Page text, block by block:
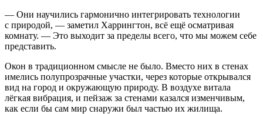
— Они научились гармонично интегрировать технологии
с природой, — заметил Харрингтон, всё ещё осматривая
комнату. — Это выходит за пределы всего, что мы можем себе
представить.
Окон в традиционном смысле не было. Вместо них в стенах
имелись полупрозрачные участки, через которые открывался
вид на город и окружающую природу. В воздухе витала
лёгкая вибрация, и пейзаж за стенами казался изменчивым,
как если бы сам мир снаружи был частью их жилища.